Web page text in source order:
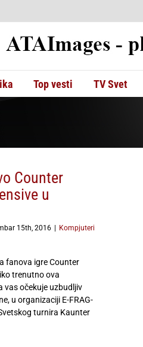
Top vesti TV Svet
Counter
u
15th, 2016
Kompjuteri
fanova igre Counter
trenutno ova
vas očekuje uzbudljiv
u organizaciji E-FRAG-
turnira Kaunter